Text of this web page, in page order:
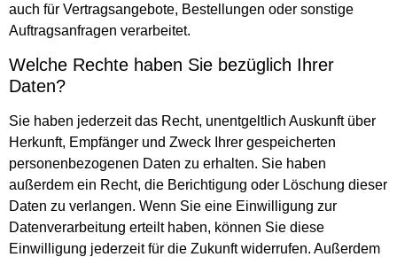
auch für Vertragsangebote, Bestellungen oder sonstige
Auftragsanfragen verarbeitet.
Welche Rechte haben Sie bezüglich Ihrer
Daten?
Sie haben jederzeit das Recht, unentgeltlich Auskunft über
Herkunft, Empfänger und Zweck Ihrer gespeicherten
personenbezogenen Daten zu erhalten. Sie haben
außerdem ein Recht, die Berichtigung oder Löschung dieser
Daten zu verlangen. Wenn Sie eine Einwilligung zur
Datenverarbeitung erteilt haben, können Sie diese
Einwilligung jederzeit für die Zukunft widerrufen. Außerdem